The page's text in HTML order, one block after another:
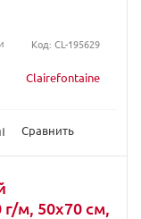
Clairefontaine
Сравнить
Код: CL-195629
м, 50х70 см,